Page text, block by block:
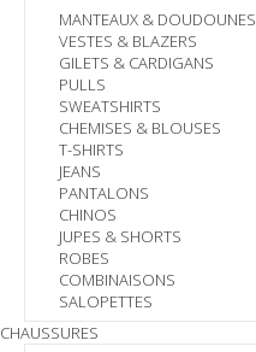
MANTEAUX & DOUDOUNES
VESTES & BLAZERS
GILETS & CARDIGANS
PULLS
SWEATSHIRTS
CHEMISES & BLOUSES
T-SHIRTS
JEANS
PANTALONS
CHINOS
JUPES & SHORTS
ROBES
COMBINAISONS
SALOPETTES
CHAUSSURES